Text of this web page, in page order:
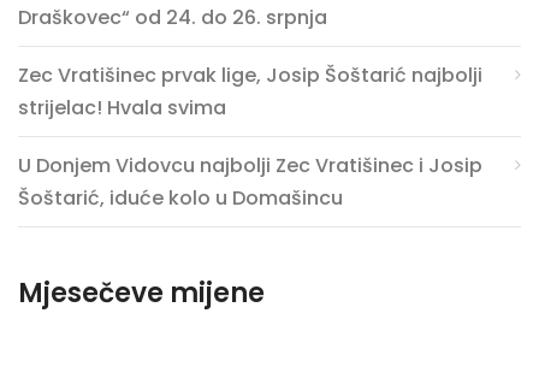
Draškovec“ od 24. do 26. srpnja
Zec Vratišinec prvak lige, Josip Šoštarić najbolji
strijelac! Hvala svima
U Donjem Vidovcu najbolji Zec Vratišinec i Josip
Šoštarić, iduće kolo u Domašincu
Mjesečeve mijene